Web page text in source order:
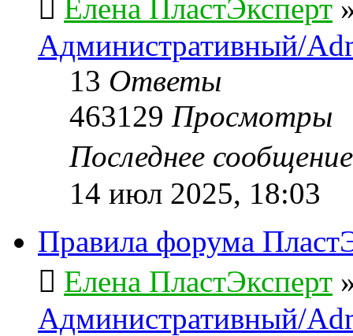
Елена ПластЭксперт
Административный/
13 Ответы
463129 Просмотры
Последнее
14 июл 2025, 18:03
Правила форума
Елена ПластЭксперт
Административный/